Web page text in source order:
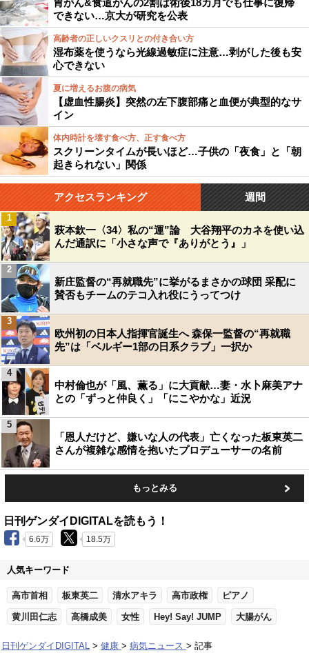
胃がん&食道がんの2割は術後18カ月でも仕事に復帰
できない…京大が研究を公表
高齢者の正しいクスリとの付き合い方
湿布薬を使うなら光線過敏症に注意…剥がした後も安
心できない
夏に増えるお腹の病気
【虚血性腸炎】突然の左下腹部痛と血便が典型的なサ
イン
体内時計を壊す食べ方、正す食べ方
スクリーンタイムが長いほど…子供の「夜食」と「朝
起きられない」関係
アクセスランキング 週間
萩本欽一〈34〉私の“運”論 大谷翔平のカネを使い込
んだ通訳に「小さな声で『ありがとう』」
1
新庄監督の“再就職先”に挙がるまさかの球団 采配に
賛否もチームのテコ入れ役にうってつけ
2
欧州初の日本人指揮官誕生へ 森保一監督の“再就職
先”は「ベルギー1部の日系クラブ」一択か
3
中村倫也が「風、薫る」に大貢献…妻・水卜麻美アナ
との「ずっと仲良く」「にこやかな」近況
4
「恩人だけど、嫌いな人の代表」亡くなった板東英二
さんが複雑な感情を抱いたプロデューサーの名前
5
もっとみる
日刊ゲンダイDIGITALを読もう！
6.6万 18.5万
人気キーワード
高市首相 板東英二 清水アキラ 高市政権 ピアノ
黄川田仁志 高橋成美 女性 Hey! Say! JUMP 大腸がん
日刊ゲンダイDIGITAL 健康 病気ニュース 記事